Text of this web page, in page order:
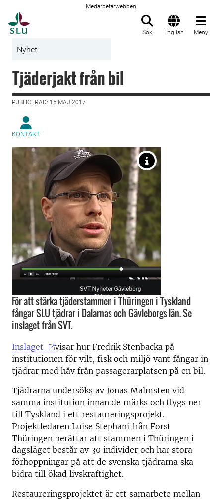
Medarbetarwebben
Sök English Meny
Nyhet
Tjäderjakt från bil
PUBLICERAD: 15 MAJ 2017
KONTAKT
För att stärka tjäderstammen i Thüringen i Tyskland
fångar SLU tjädrar i Dalarnas och Gävleborgs län. Se
inslaget från SVT.
Inslaget
visar hur Fredrik Stenbacka på
institutionen för vilt, fisk och miljö vant fångar in
tjädrar med håv från passagerarplatsen på en bil.
Tjädrarna undersöks av Jonas Malmsten vid
samma institution innan de märks och flygs ner
till Tyskland i ett restaureringsprojekt.
Projektledaren Luise Stephani från Forst
Thüringen berättar att stammen i Thüringen i
dagsläget består av 30 individer och har stora
förhoppningar på att de svenska tjädrarna ska
bidra till ökad livskraftighet.
Restaureringsprojektet är ett samarbete mellan